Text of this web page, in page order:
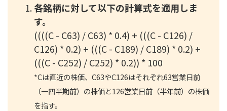
各銘柄に対して以下の計算式を適用しま
す。
((((C - C63) / C63) * 0.4) + (((C - C126) /
C126) * 0.2) + (((C - C189) / C189) * 0.2) +
(((C - C252) / C252) * 0.2)) * 100
*Cは直近の株価、C63やC126はそれぞれ63営業日前
（一四半期前）の株価と126営業日前（半年前）の株価
を指す。